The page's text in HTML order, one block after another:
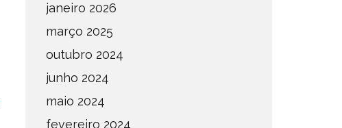
janeiro 2026
março 2025
outubro 2024
junho 2024
maio 2024
fevereiro 2024